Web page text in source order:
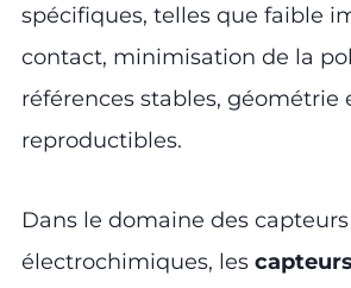
spécifiques, telles que faible
contact, minimisation de la
références stables, géométrie
reproductibles.
Dans le domaine des capteurs
électrochimiques, les capteurs